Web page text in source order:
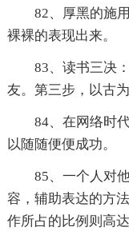
82、厚黑的施
裸裸的表现出来。
83、读书三决
友。第三步，以古为
84、在网络时
以随随便便成功。
85、一个人对
容，辅助表达的方
作所占的比例则高